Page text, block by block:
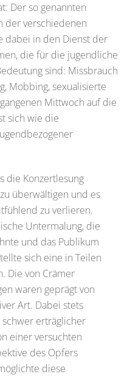
Der so genannten
der verschiedenen
dabei in den Dienst der
die für die jugendliche
sind: Missbrauch
Mobbing, sexualisierte
Mittwoch auf die
sich wie die
die Konzertlesung
überwältigen und es
zu verlieren.
Untermalung, die
und das Publikum
sich eine in Teilen
Die von Crämer
waren geprägt von
Art. Dabei stets
schwer erträglicher
einer versuchten
des Opfers
diese